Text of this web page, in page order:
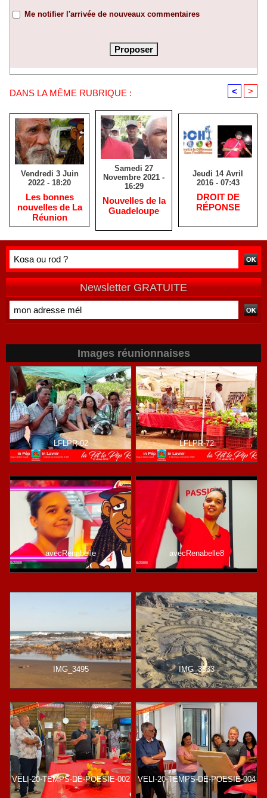
Me notifier l'arrivée de nouveaux commentaires
DANS LA MÊME RUBRIQUE : < >
Vendredi 3 Juin
2022 - 18:20
Les bonnes
nouvelles de La
Réunion
Samedi 27
Novembre 2021 -
16:29
Nouvelles de la
Guadeloupe
Jeudi 14 Avril
2016 - 07:43
​DROIT DE
RÉPONSE
Newsletter GRATUITE
Images réunionnaises
LFLPR-02 LFLPR-72
avecRenabelle avecRenabelle8
IMG_3495 IMG_3533
VELI-20-TEMPS-DE-POESIE-002 VELI-20-TEMPS-DE-POESIE-004